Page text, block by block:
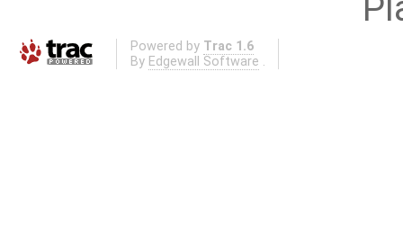
Powered by Trac 1.6
By Edgewall Software .